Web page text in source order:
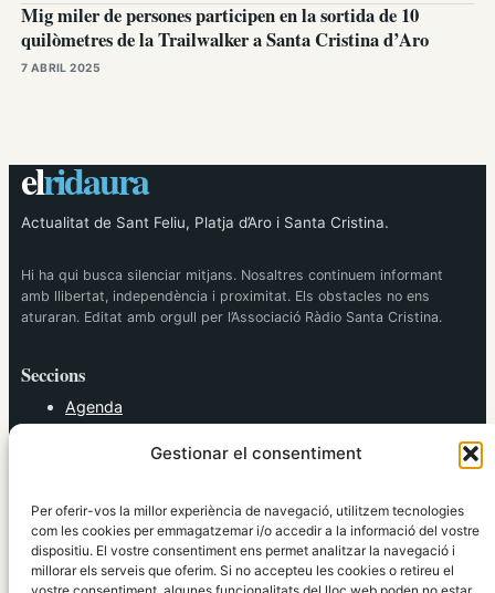
Gestionar el consentiment
Per oferir-vos la millor experiència de navegació, utilitzem tecnologies
com les cookies per emmagatzemar i/o accedir a la informació del vostre
dispositiu. El vostre consentiment ens permet analitzar la navegació i
millorar els serveis que oferim. Si no accepteu les cookies o retireu el
Mig miler de persones participen en la sortida de 10
quilòmetres de la Trailwalker a Santa Cristina d’Aro
7 ABRIL 2025
elridaura
Actualitat de Sant Feliu, Platja d’Aro i Santa Cristina.
Hi ha qui busca silenciar mitjans. Nosaltres continuem informant
amb llibertat, independència i proximitat. Els obstacles no ens
aturaran. Editat amb orgull per l’Associació Ràdio Santa Cristina.
Seccions
Agenda
Política
Societat
Tendències